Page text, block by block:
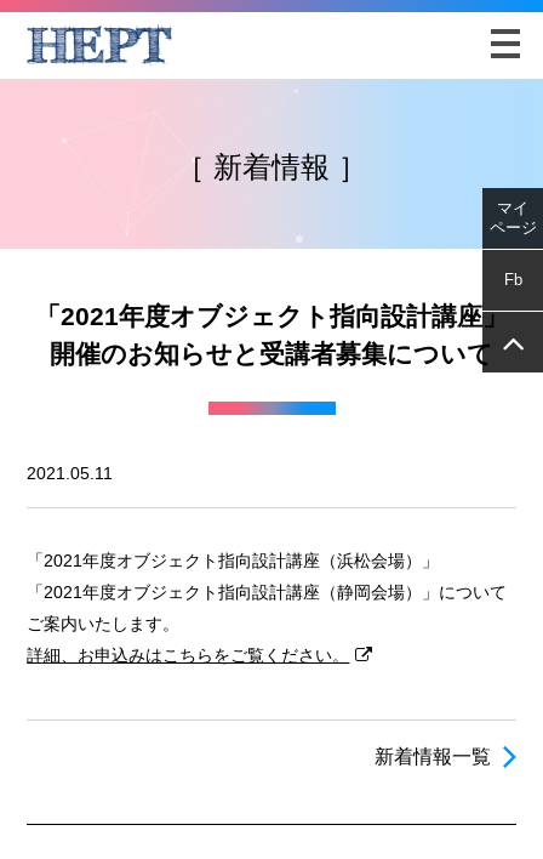
マイページ
［ 新着情報 ］
「2021年度オブジェクト指向設計講座」
開催のお知らせと受講者募集について
2021.05.11
「2021年度オブジェクト指向設計講座（浜松会場）」
「2021年度オブジェクト指向設計講座（静岡会場）」について
ご案内いたします。
詳細、お申込みはこちらをご覧ください。
新着情報一覧
マイ
ページ
Fb